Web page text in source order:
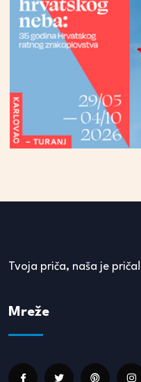
Tvoja priča, naša je priča!
Mreže